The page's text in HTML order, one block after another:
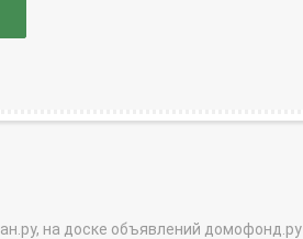
на доске объявлений домофонд.ру